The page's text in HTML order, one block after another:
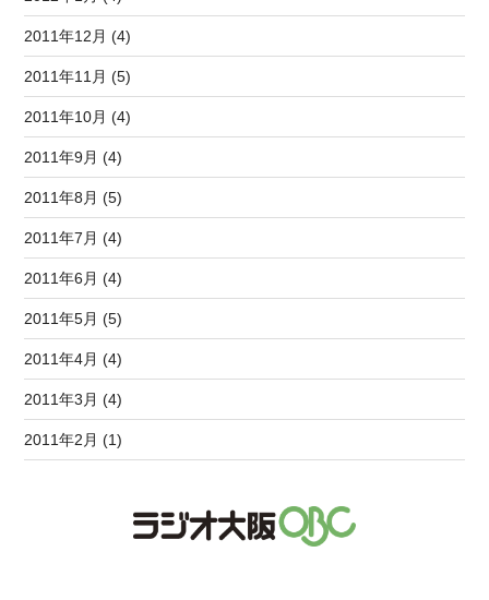
2011年12月 (4)
2011年11月 (5)
2011年10月 (4)
2011年9月 (4)
2011年8月 (5)
2011年7月 (4)
2011年6月 (4)
2011年5月 (5)
2011年4月 (4)
2011年3月 (4)
2011年2月 (1)